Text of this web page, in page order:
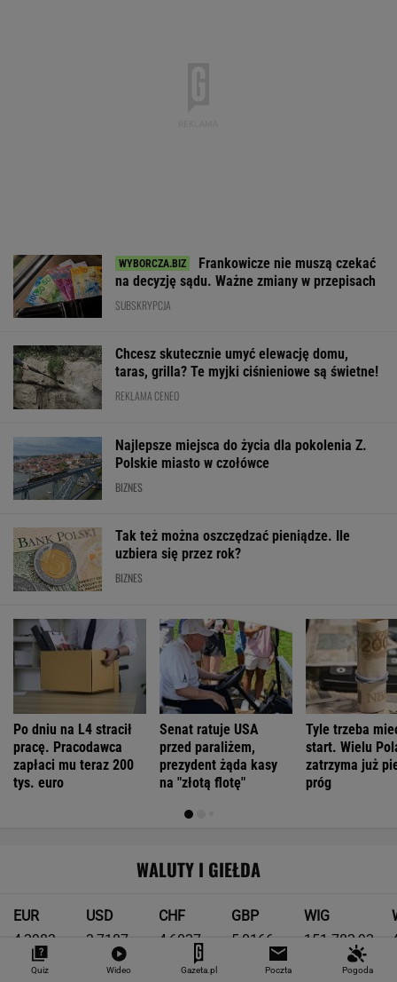
Frankowicze nie muszą czekać
na decyzję sądu. Ważne zmiany w przepisach
SUBSKRYPCJA
Chcesz skutecznie umyć elewację domu,
taras, grilla? Te myjki ciśnieniowe są świetne!
REKLAMA CENEO
Najlepsze miejsca do życia dla pokolenia Z.
Polskie miasto w czołówce
BIZNES
Tak też można oszczędzać pieniądze. Ile
uzbiera się przez rok?
BIZNES
Po dniu na L4 stracił
pracę. Pracodawca
zapłaci mu teraz 200
tys. euro
Senat ratuje USA
przed paraliżem,
prezydent żąda kasy
na "złotą flotę"
Tyle trzeba
start. Wielu
zatrzyma już
próg
WALUTY I GIEŁDA
EUR
4,2983
-0,09%
USD
3,7187
-0,41%
CHF
4,6027
0,15%
GBP
5,0166
-0,13%
WIG
151 782,92
-0,24%
Quiz Wideo Gazeta.pl Poczta Pogoda